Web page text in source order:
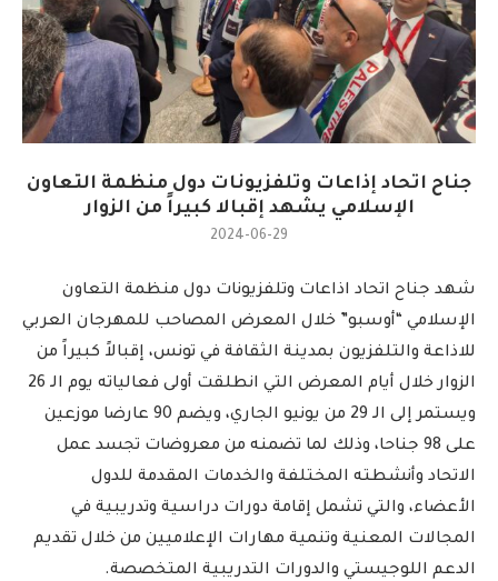
جناح اتحاد إذاعات وتلفزيونات دول منظمة التعاون
الإسلامي يشهد إقبالا كبيراً من الزوار
2024-06-29
شهد جناح اتحاد اذاعات وتلفزيونات دول منظمة التعاون
الإسلامي “أوسبو” خلال المعرض المصاحب للمهرجان العربي
للاذاعة والتلفزيون بمدينة الثقافة في تونس، إقبالاً كبيراً من
الزوار خلال أيام المعرض التي انطلقت أولى فعالياته يوم الـ 26
ويستمر إلى الـ 29 من يونيو الجاري، ويضم 90 عارضا موزعين
على 98 جناحا، وذلك لما تضمنه من معروضات تجسد عمل
الاتحاد وأنشطته المختلفة والخدمات المقدمة للدول
الأعضاء، والتي تشمل إقامة دورات دراسية وتدريبية في
المجالات المعنية وتنمية مهارات الإعلاميين من خلال تقديم
الدعم اللوجيستي والدورات التدريبية المتخصصة.